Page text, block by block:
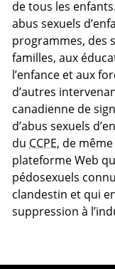
de tous les
abus sexuels
programmes, des
familles, aux
l’enfance et aux
d’autres
canadienne de
d’abus sexuels
du CCPE, de
plateforme Web
pédosexuels
clandestin et qui
suppression à